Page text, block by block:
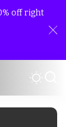
off right